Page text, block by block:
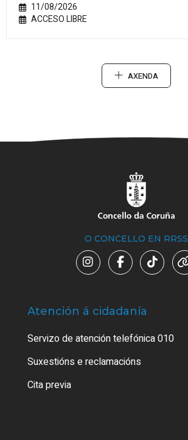
11/08/2026
ACCESO LIBRE
AXENDA
O CONCELLO EN RRSS
Atención á cidadanía
Servizo de atención telefónica 010
Suxestións e reclamacións
Cita previa